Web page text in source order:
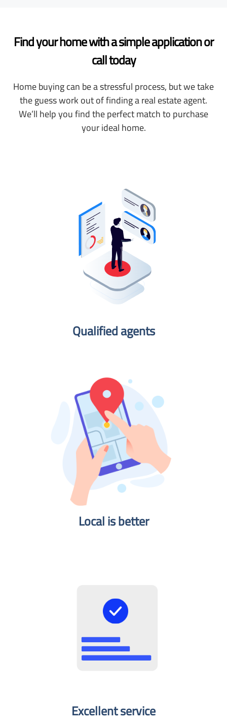
Find your home with a simple application or
call today
Home buying can be a stressful process, but we take
the guess work out of finding a real estate agent.
We’ll help you find the perfect match to purchase
your ideal home.
Qualified agents​
Local is better​
Excellent service